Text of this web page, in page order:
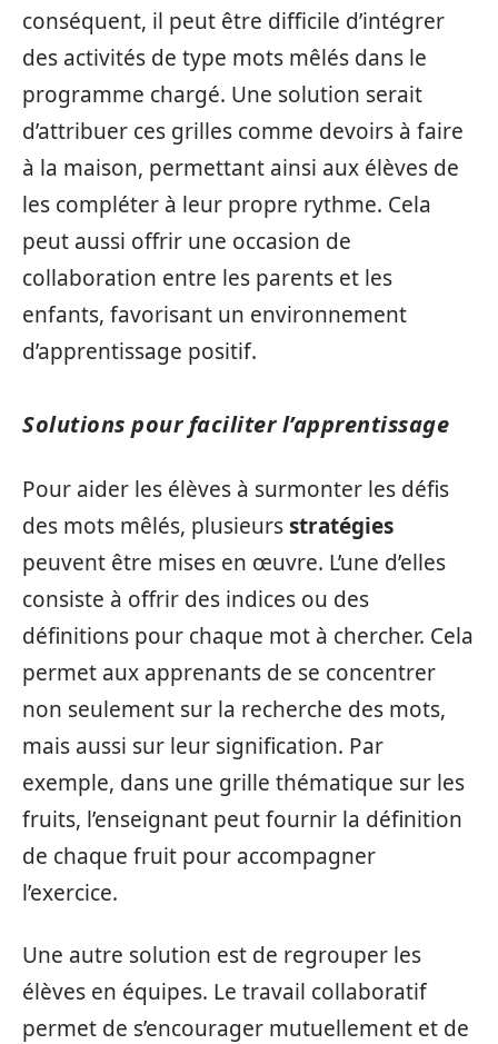
conséquent, il peut être difficile d’intégrer
des activités de type mots mêlés dans le
programme chargé. Une solution serait
d’attribuer ces grilles comme devoirs à faire
à la maison, permettant ainsi aux élèves de
les compléter à leur propre rythme. Cela
peut aussi offrir une occasion de
collaboration entre les parents et les
enfants, favorisant un environnement
d’apprentissage positif.
Solutions pour faciliter l’apprentissage
Pour aider les élèves à surmonter les défis
des mots mêlés, plusieursstratégies
peuvent être mises en œuvre. L’une d’elles
consiste à offrir des indices ou des
définitions pour chaque mot à chercher. Cela
permet aux apprenants de se concentrer
non seulement sur la recherche des mots,
mais aussi sur leur signification. Par
exemple, dans une grille thématique sur les
fruits, l’enseignant peut fournir la définition
de chaque fruit pour accompagner
l’exercice.
Une autre solution est de regrouper les
élèves en équipes. Le travail collaboratif
permet de s’encourager mutuellement et de